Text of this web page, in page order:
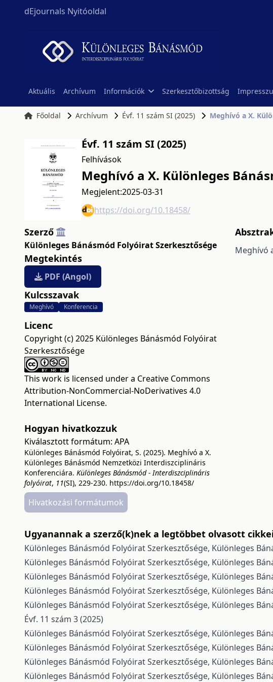
dEjournals Nyitóoldal
Aktuális Archívum Információk Szerkesztőbizottság
Főoldal Archívum Évf. 11 szám SI (2025) Meghívó a X.
Évf. 11 szám SI (2025)
Felhívások
Meghívó a X. Különleges
Megjelent:2025-03-31
https://doi.org/10.18458/
Szerző
Különleges Bánásmód Folyóirat Szerkesztősége
Megtekintés
PDF (Angol)
Kulcsszavak
Meghívó Konferencia
Licenc
Copyright (c) 2025 Különleges Bánásmód Folyóirat
Szerkesztősége
This work is licensed under a Creative Commons
Attribution-NonCommercial-NoDerivatives 4.0
International License.
Hogyan hivatkozzuk
Kiválasztott formátum: APA
Különleges Bánásmód Folyóirat, S. (2025). Meghívó a X.
Különleges Bánásmód Nemzetközi Interdiszciplináris
Konferenciára. Különleges Bánásmód - Interdiszciplináris
folyóirat, 11(SI), 229-230. https://doi.org/10.18458/
Hivatkozási formátumok
Meghívó
Ugyanannak a szerző(k)nek a legtöbbet olvasott
Különleges Bánásmód Folyóirat Szerkesztősége, Különleges
Különleges Bánásmód Folyóirat Szerkesztősége, Különleges
Különleges Bánásmód Folyóirat Szerkesztősége, Különleges
Különleges Bánásmód Folyóirat Szerkesztősége, Különleges
Különleges Bánásmód Folyóirat Szerkesztősége, Különleges
Évf. 11 szám 3 (2025)
Különleges Bánásmód Folyóirat Szerkesztősége, Különleges
Különleges Bánásmód Folyóirat Szerkesztősége, Különleges
Különleges Bánásmód Folyóirat Szerkesztősége, Különleges
Különleges Bánásmód Folyóirat Szerkesztősége, Különleges